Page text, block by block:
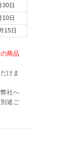
30日
10日
15日
商品
けま
社へ
途ご